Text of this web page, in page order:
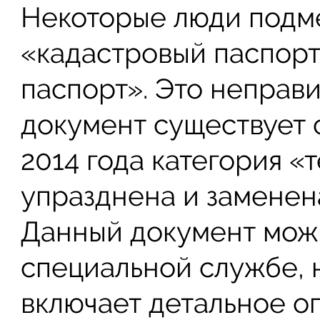
Некоторые люди
«кадастровый
паспорт». Это
документ существует
2014 года категория
упразднена и
Данный документ
специальной службе,
включает детальное